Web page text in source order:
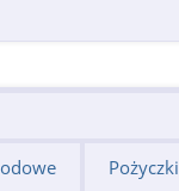
Pożyczki